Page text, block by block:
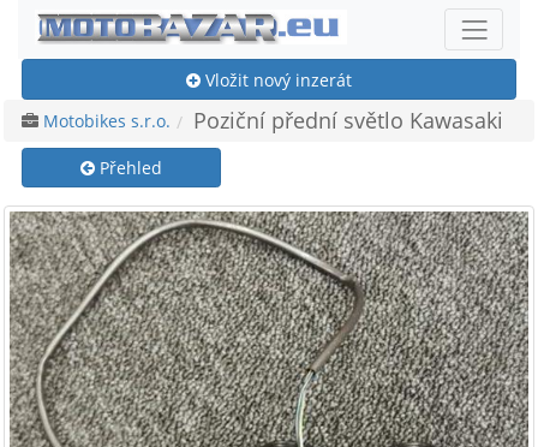
Vložit nový inzerát
Motobikes s.r.o.
Poziční přední světlo Kawasaki
Přehled